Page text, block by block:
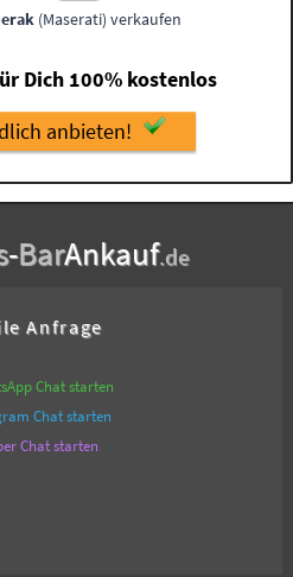
(Maserati) verkaufen
Dich 100% kostenlos
anbieten!
-BarAnkauf.de
Anfrage
Chat starten
Chat starten
Chat starten